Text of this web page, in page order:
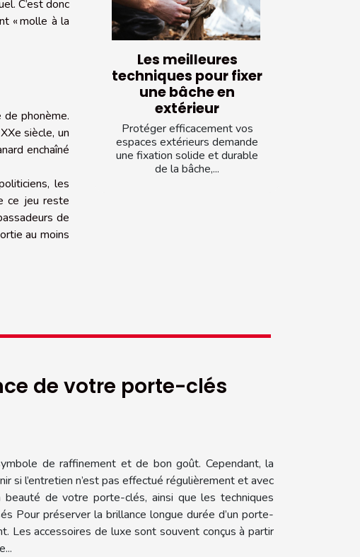
C’est donc
« molle à la
phonème.
siècle, un
enchaîné
les
ce jeu reste
de
au moins
Les meilleures
techniques pour fixer
une bâche en
extérieur
Protéger efficacement vos
espaces extérieurs demande
une fixation solide et durable
de la bâche,...
de votre porte-clés
de raffinement et de bon goût. Cependant, la
si l’entretien n’est pas effectué régulièrement et avec
de votre porte-clés, ainsi que les techniques
Pour préserver la brillance longue durée d’un porte-
Les accessoires de luxe sont souvent conçus à partir